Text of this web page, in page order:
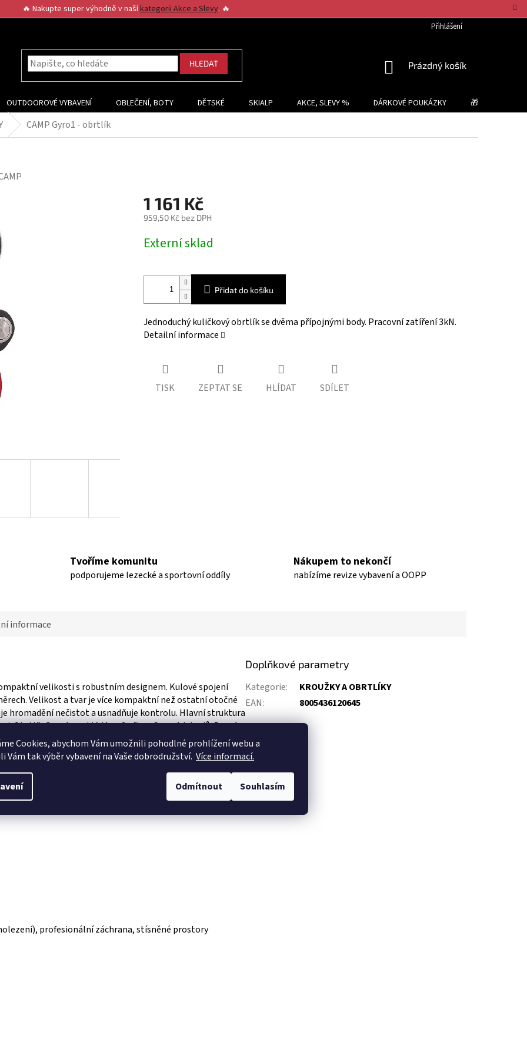
Cookies, abychom Vámumožnili pohodlné prohlížení webu a
Vám tak výběr vybavení na Vaše dobrodružství. Více informací.
Odmítnout Souhlasím
🔥 Nakupte super výhodně v našíkategorii Akce a Slevy. 🔥
Přihlášení
HLEDAT
NÁKUPNÍ
Prázdný košík
OUTDOOROVÉ VYBAVENÍ OBLEČENÍ, BOTY DĚTSKÉ SKIALP AKCE, SLEVY % DÁRKOVÉ POUKÁZKY 🎁 TIPY NA
CAMP Gyro1 - obrtlík
1 161 Kč
959,50 Kč bez DPH
cena:
Externí sklad
Přidat do košíku
Jednoduchý kuličkový obrtlík se dvěma přípojnými body. Pracovní zatíření 3kN.
Detailní informace
TISK ZEPTAT SE HLÍDAT SDÍLET
Tvoříme komunitu
podporujeme lezecké a sportovní oddíly
Nákupem to nekončí
nabízíme revize vybavení a OOPP
informace
velikosti s robustním designem. Kulové spojení
Velikost a tvar je více kompaktní než ostatní otočné
hromadění nečistot a usnadňuje kontrolu. Hlavní struktura
Obrtlík Gyro 1 se skládá ze 2 připevňovacích bodů. Pevný
z oceli, stejně jako spoj pro ližisko. Gyro1 obsahuje dvě
profesionální záchrana, stísněné prostory
Doplňkové parametry
Kategorie:
KROUŽKY A OBRTLÍKY
EAN: 8005436120645